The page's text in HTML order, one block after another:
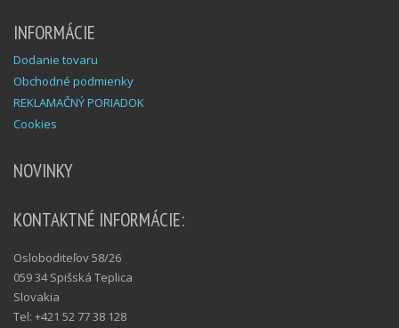
INFORMÁCIE
Dodanie tovaru
Obchodné podmienky
REKLAMAČNÝ PORIADOK
Cookies
NOVINKY
KONTAKTNÉ INFORMÁCIE:
Osloboditeľov 58/26
059 34 Spišská Teplica
Slovakia
Tel: +421 52 77 38 128